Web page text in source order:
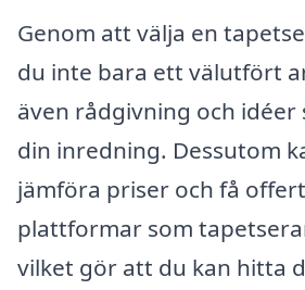
Genom att välja en
du inte bara ett välutfört
även rådgivning och idéer
din inredning. Dessutom
jämföra priser och få
plattformar som
vilket gör att du kan hitta